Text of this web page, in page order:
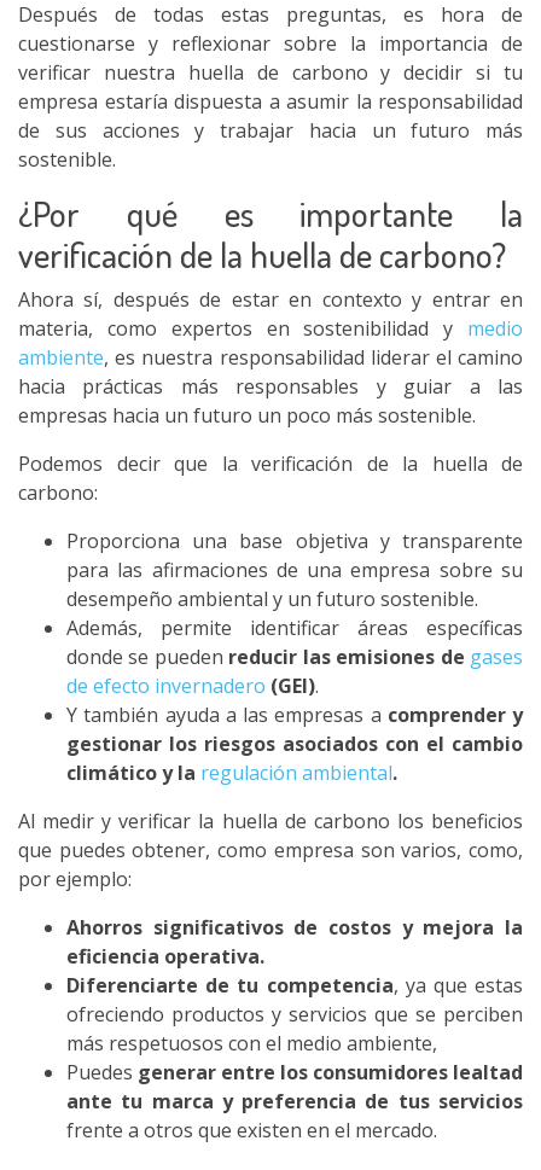
Después de todas estas preguntas, es hora de
cuestionarse y reflexionar sobre la importancia de
verificar nuestra huella de carbono y decidir si tu
empresa estaría dispuesta a asumir la responsabilidad
de sus acciones y trabajar hacia un futuro más
sostenible.
¿Por qué es importante la
verificación de la huella de carbono?
Ahora sí, después de estar en contexto y entrar en
materia, como expertos en sostenibilidad y medio
ambiente, es nuestra responsabilidad liderar el camino
hacia prácticas más responsables y guiar a las
empresas hacia un futuro un poco más sostenible.
Podemos decir que la verificación de la huella de
carbono:
Proporciona una base objetiva y transparente
para las afirmaciones de una empresa sobre su
desempeño ambiental y un futuro sostenible.
Además, permite identificar áreas específicas
donde se pueden reducir las emisiones de gases
de efecto invernadero (GEI).
Y también ayuda a las empresas a comprender y
gestionar los riesgos asociados con el cambio
climático y la regulación ambiental.
Al medir y verificar la huella de carbono los beneficios
que puedes obtener, como empresa son varios, como,
por ejemplo:
Ahorros significativos de costos y mejora la
eficiencia operativa.
Diferenciarte de tu competencia, ya que estas
ofreciendo productos y servicios que se perciben
más respetuosos con el medio ambiente,
Puedes generar entre los consumidores lealtad
ante tu marca y preferencia de tus servicios
frente a otros que existen en el mercado.